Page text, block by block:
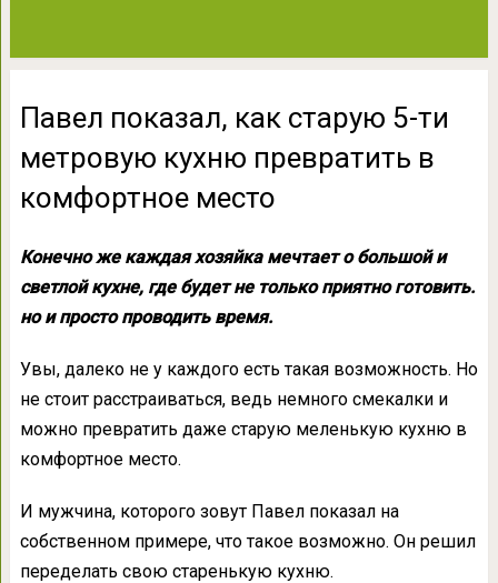
Павел показал, как старую 5-ти
метровую кухню превратить в
комфортное место
Конечно же каждая хозяйка мечтает о большой и
светлой кухне, где будет не только приятно готовить.
но и просто проводить время.
Увы, далеко не у каждого есть такая возможность. Но
не стоит расстраиваться, ведь немного смекалки и
можно превратить даже старую меленькую кухню в
комфортное место.
И мужчина, которого зовут Павел показал на
собственном примере, что такое возможно. Он решил
переделать свою старенькую кухню.